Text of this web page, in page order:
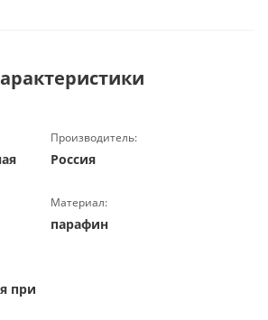
Производитель:
Россия
Материал:
парафин
при